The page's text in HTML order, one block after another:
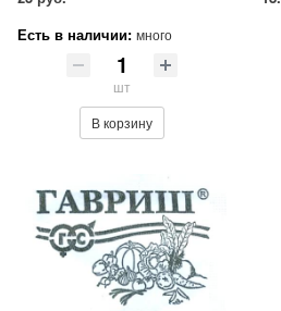
Есть в наличии: много
шт
В корзину